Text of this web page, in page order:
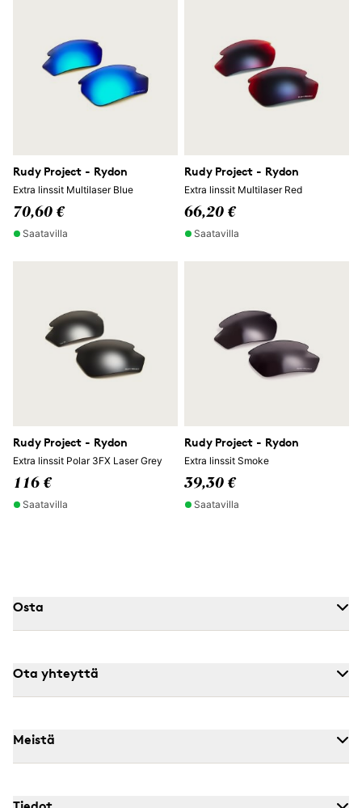
Rudy Project - Rydon
Extra linssit Multilaser Blue
70,60 €
Saatavilla
Rudy Project - Rydon
Extra linssit Multilaser Red
66,20 €
Saatavilla
Rudy Project - Rydon
Extra linssit Polar 3FX Laser Grey
116 €
Saatavilla
Rudy Project - Rydon
Extra linssit Smoke
39,30 €
Saatavilla
Osta
Ota yhteyttä
Meistä